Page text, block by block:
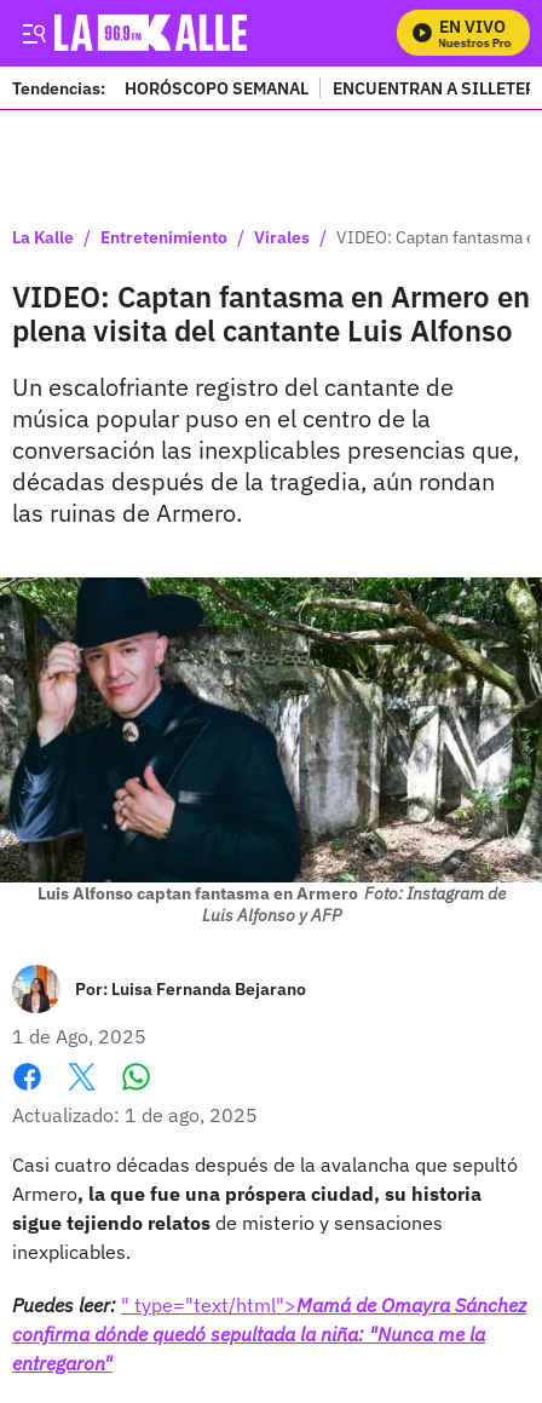
EN VIVO
Mira Todos Nuestros Programas
Tendencias: HORÓSCOPO SEMANAL ENCUENTRAN A
La Kalle / Entretenimiento / Virales / VIDEO: Captan fantasma
VIDEO: Captan fantasma en Armero en
plena visita del cantante Luis Alfonso
Un escalofriante registro del cantante de
música popular puso en el centro de la
conversación las inexplicables presencias que,
décadas después de la tragedia, aún rondan
las ruinas de Armero.
Luis Alfonso captan fantasma en Armero Foto: Instagram de
Luis Alfonso y AFP
Por: Luisa Fernanda Bejarano
1 de Ago, 2025
Facebook
X
Actualizado: 1 de ago, 2025
Casi cuatro décadas después de la avalancha que sepultó
Armero, la que fue una próspera ciudad, su historia
sigue tejiendo relatos de misterio y sensaciones
inexplicables.
Puedes leer: " type="text/html">Mamá de Omayra Sánchez
confirma dónde quedó sepultada la niña: "Nunca me la
entregaron"